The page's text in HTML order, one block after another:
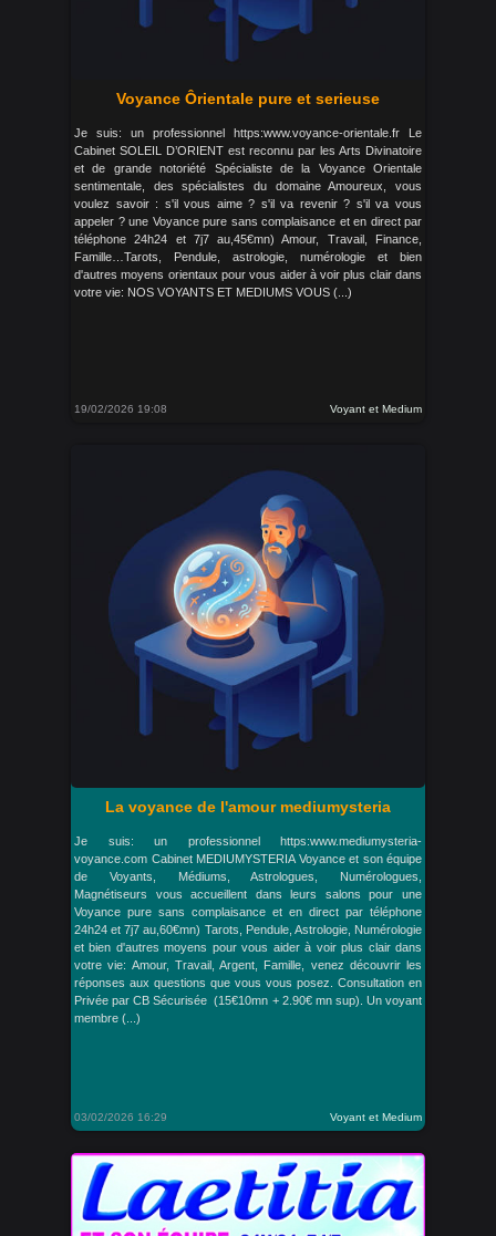
Voyance Ôrientale pure et serieuse
Je suis: un professionnel https:www.voyance-orientale.fr Le
Cabinet SOLEIL D’ORIENT est reconnu par les Arts Divinatoire
et de grande notoriété Spécialiste de la Voyance Orientale
sentimentale, des spécialistes du domaine Amoureux, vous
voulez savoir : s'il vous aime ? s'il va revenir ? s'il va vous
appeler ? une Voyance pure sans complaisance et en direct par
téléphone 24h24 et 7j7 au,45€mn) Amour, Travail, Finance,
Famille…Tarots, Pendule, astrologie, numérologie et bien
d'autres moyens orientaux pour vous aider à voir plus clair dans
votre vie: NOS VOYANTS ET MEDIUMS VOUS (...)
19/02/2026 19:08 Voyant et Medium
La voyance de l'amour mediumysteria
Je suis: un professionnel https:www.mediumysteria-
voyance.com Cabinet MEDIUMYSTERIA Voyance et son équipe
de Voyants, Médiums, Astrologues, Numérologues,
Magnétiseurs vous accueillent dans leurs salons pour une
Voyance pure sans complaisance et en direct par téléphone
24h24 et 7j7 au,60€mn) Tarots, Pendule, Astrologie, Numérologie
et bien d'autres moyens pour vous aider à voir plus clair dans
votre vie: Amour, Travail, Argent, Famille, venez découvrir les
réponses aux questions que vous vous posez. Consultation en
Privée par CB Sécurisée (15€10mn + 2.90€ mn sup). Un voyant
membre (...)
03/02/2026 16:29 Voyant et Medium